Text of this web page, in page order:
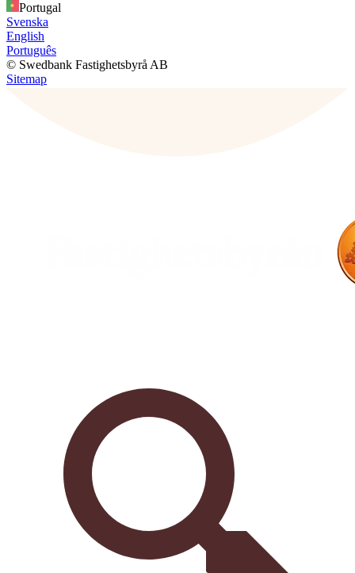
Portugal
Svenska
English
Português
© Swedbank Fastighetsbyrå AB
Sitemap